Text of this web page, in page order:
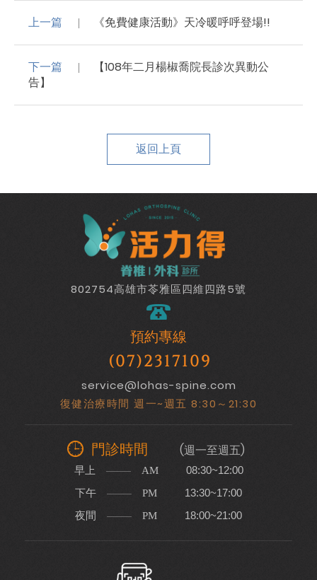
上一篇 《免費健康活動》天冷暖呼呼登場!!
下一篇
【108年二月楊椒喬院長診次異動公
告】
返回上頁
802754高雄市苓雅區四維四路5號
預約專線
(07)2317109
service@lohas-spine.com
復健治療時間 週一~週五 8:30～21:30
門診時間 (週一至週五)
早上 AM 08:30~12:00
下午 PM 13:30~17:00
夜間 PM 18:00~21:00